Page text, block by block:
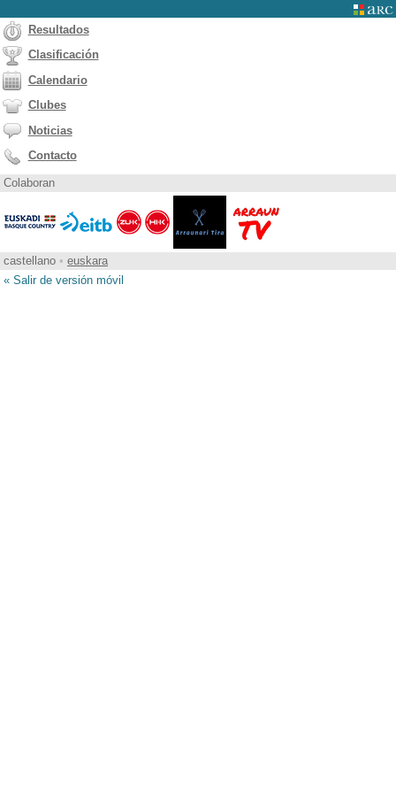
Resultados
Clasificación
Calendario
Clubes
Noticias
Contacto
Colaboran
castellano • euskara
« Salir de versión móvil